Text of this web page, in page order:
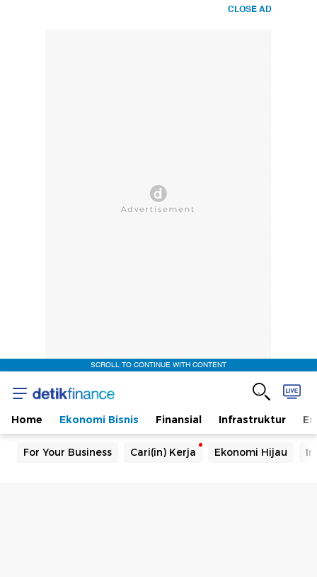
CLOSE AD
SCROLL TO CONTINUE WITH CONTENT
Home Ekonomi Bisnis Finansial Infrastruktur
For Your Business Cari(in) Kerja Ekonomi Hijau